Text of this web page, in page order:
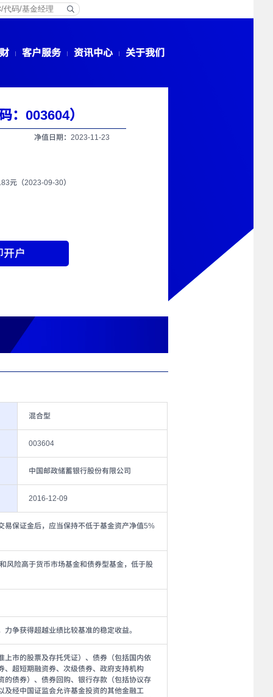
客户服务 资讯中心 关于我们
：003604）
净值日期：2023-11-23
元（2023-09-30）
开户
混合型
003604
中国邮政储蓄银行股份有限公司
2016-12-09
易保证金后，应当保持不低于基金资产净值5%
风险高于货币市场基金和债券型基金，低于股
争获得超越业绩比较基准的稳定收益。
上市的股票及存托凭证）、债券（包括国内依
、超短期融资券、次级债券、政府支持机构
的债券）、债券回购、银行存款（包括协议存
及经中国证监会允许基金投资的其他金融工